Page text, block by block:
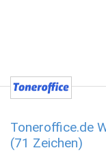
Toneroffice.de
(71 Zeichen)